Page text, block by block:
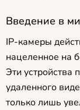
Введение в
IP-камеры
нацеленное на
Эти устройства
удаленного
только лишь